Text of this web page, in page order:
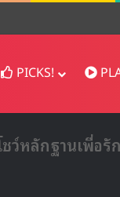
PICKS!
ว์หลักฐานเพื่อ